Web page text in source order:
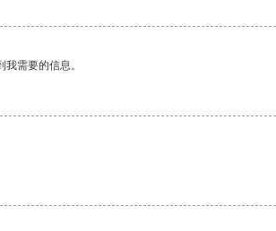
需要的信息。